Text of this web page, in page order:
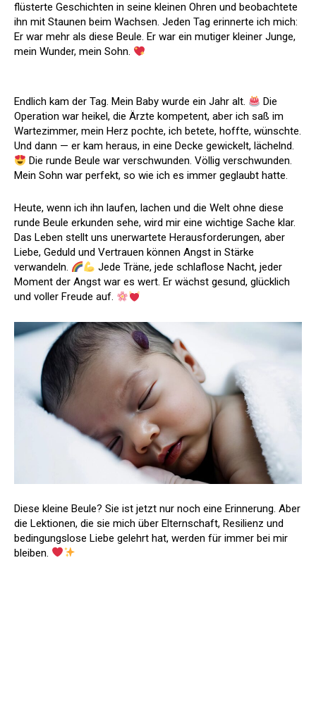
flüsterte Geschichten in seine kleinen Ohren und beobachtete
ihn mit Staunen beim Wachsen. Jeden Tag erinnerte ich mich:
Er war mehr als diese Beule. Er war ein mutiger kleiner Junge,
mein Wunder, mein Sohn.
Endlich kam der Tag. Mein Baby wurde ein Jahr alt.
Die
Operation war heikel, die Ärzte kompetent, aber ich saß im
Wartezimmer, mein Herz pochte, ich betete, hoffte, wünschte.
Und dann — er kam heraus, in eine Decke gewickelt, lächelnd.
Die runde Beule war verschwunden. Völlig verschwunden.
Mein Sohn war perfekt, so wie ich es immer geglaubt hatte.
Heute, wenn ich ihn laufen, lachen und die Welt ohne diese
runde Beule erkunden sehe, wird mir eine wichtige Sache klar.
Das Leben stellt uns unerwartete Herausforderungen, aber
Liebe, Geduld und Vertrauen können Angst in Stärke
verwandeln.
Jede Träne, jede schlaflose Nacht, jeder
Moment der Angst war es wert. Er wächst gesund, glücklich
und voller Freude auf.
Diese kleine Beule? Sie ist jetzt nur noch eine Erinnerung. Aber
die Lektionen, die sie mich über Elternschaft, Resilienz und
bedingungslose Liebe gelehrt hat, werden für immer bei mir
bleiben.